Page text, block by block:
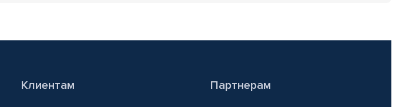
Клиентам Партнерам